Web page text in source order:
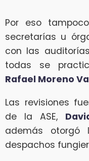
Por eso
secretarías u
con las
todas se
Rafael Moreno
Las revisiones
de la ASE,
además otorgó
despachos